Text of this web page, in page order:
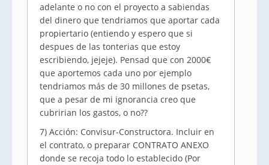
adelante o no con el proyecto a sabiendas
del dinero que tendriamos que aportar cada
propiertario (entiendo y espero que si
despues de las tonterias que estoy
escribiendo, jejeje). Pensad que con 2000€
que aportemos cada uno por ejemplo
tendriamos más de 30 millones de psetas,
que a pesar de mi ignorancia creo que
cubririan los gastos, o no??
7) Acción: Convisur-Constructora. Incluir en
el contrato, o preparar CONTRATO ANEXO
donde se recoja todo lo establecido (Por